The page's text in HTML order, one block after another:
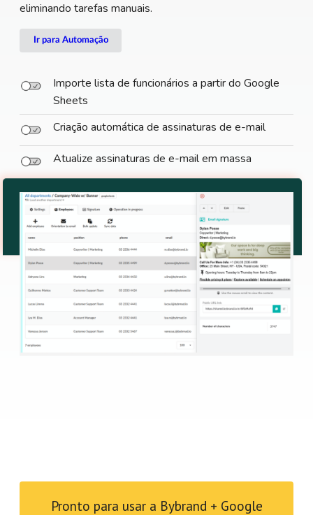
eliminando tarefas manuais.
Ir para Automação
Importe lista de funcionários a partir do Google
Sheets
Criação automática de assinaturas de e-mail
Atualize assinaturas de e-mail em massa
Pronto para usar a Bybrand + Google